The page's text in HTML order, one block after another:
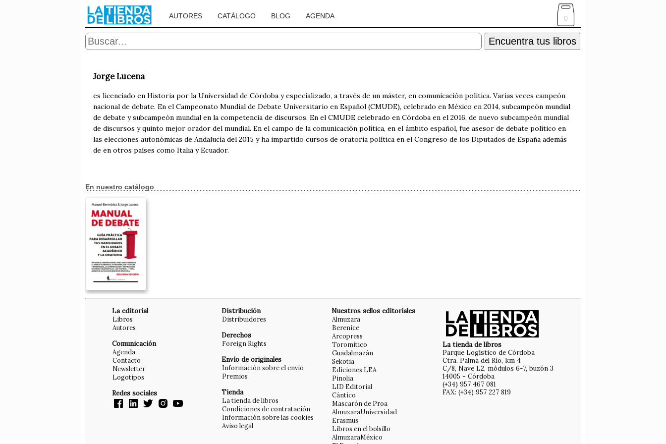
AUTORES CATÁLOGO BLOG AGENDA 0
Encuentra tus libros
Jorge Lucena
es licenciado en Historia por la Universidad de Córdoba y especializado, a través de un máster, en comunicación política. Varias veces campeón
nacional de debate. En el Campeonato Mundial de Debate Universitario en Español (CMUDE), celebrado en México en 2014, subcampeón mundial
de debate y subcampeón mundial en la competencia de discursos. En el CMUDE celebrado en Córdoba en el 2016, de nuevo subcampeón mundial
de discursos y quinto mejor orador del mundial. En el campo de la comunicación política, en el ámbito español, fue asesor de debate político en
las elecciones autonómicas de Andalucía del 2015 y ha impartido cursos de oratoria política en el Congreso de los Diputados de España además
de en otros países como Italia y Ecuador.
En nuestro catálogo
La editorial
Libros
Autores
Comunicación
Agenda
Contacto
Newsletter
Logotipos
Redes sociales
Distribución
Distribuidores
Derechos
Foreign Rights
Envío de originales
Información sobre el envío
Premios
Tienda
La tienda de libros
Condiciones de contratación
Información sobre las cookies
Aviso legal
Nuestros sellos editoriales
Almuzara
Berenice
Arcopress
Toromítico
Guadalmazán
Sekotia
Ediciones LEA
Pinolia
LID Editorial
Cántico
Mascarón de Proa
AlmuzaraUniversidad
Erasmus
Libros en el bolsillo
AlmuzaraMéxico
La tienda de libros
Parque Logístico de Córdoba
Ctra. Palma del Río, km 4
C/8, Nave L2, módulos 6-7, buzón 3
14005 - Córdoba
(+34) 957 467 081
FAX: (+34) 957 227 819